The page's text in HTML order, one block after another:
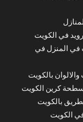
في الكويت
في المنزل في
بالكويت
كرين الكويت
بالكويت
الكويت